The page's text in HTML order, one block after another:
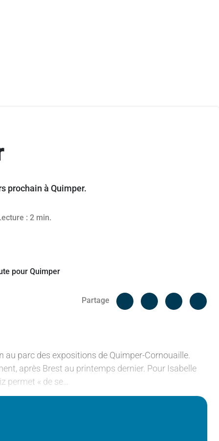
prochain à Quimper.
2024: 2 min.
Partage
Facebook
au parc des expositions de Quimper-Cornouaille.
après Brest au printemps dernier. Pour Isabelle
permet « de se…